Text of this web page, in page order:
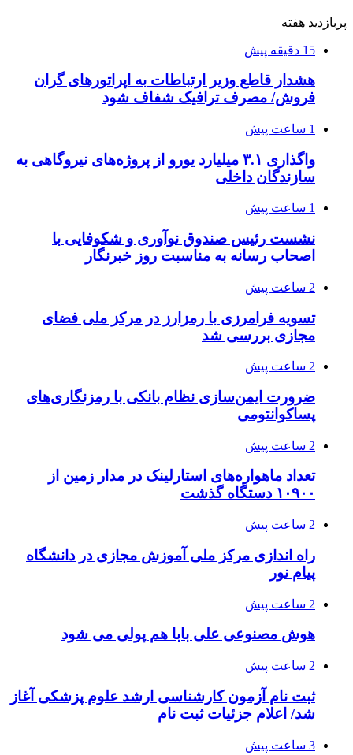
پربازدید هفته
15 دقیقه پیش
هشدار قاطع وزیر ارتباطات به اپراتورهای گران
فروش/ مصرف ترافیک شفاف شود
1 ساعت پیش
واگذاری ۳.۱ میلیارد یورو از پروژه‌های نیروگاهی به
سازندگان داخلی
1 ساعت پیش
نشست رئیس صندوق نوآوری و شکوفایی با
اصحاب رسانه به مناسبت روز خبرنگار
2 ساعت پیش
تسویه فرامرزی با رمزارز در مرکز ملی فضای
مجازی بررسی شد
2 ساعت پیش
ضرورت ایمن‌سازی نظام بانکی با رمزنگاری‌های
پساکوانتومی
2 ساعت پیش
تعداد ماهواره‌های استارلینک‌ در مدار زمین از
۱۰۹۰۰ دستگاه گذشت
2 ساعت پیش
راه اندازی مرکز ملی آموزش مجازی در دانشگاه
پیام نور
2 ساعت پیش
هوش مصنوعی علی بابا هم پولی می شود
2 ساعت پیش
ثبت نام آزمون کارشناسی ارشد علوم پزشکی آغاز
شد/ اعلام جزئیات ثبت نام
3 ساعت پیش